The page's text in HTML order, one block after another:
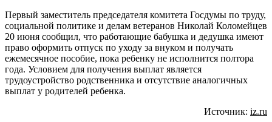
Первый заместитель председателя комитета Госдумы по труду,
социальной политике и делам ветеранов Николай Коломейцев
20 июня сообщил, что работающие бабушка и дедушка имеют
право оформить отпуск по уходу за внуком и получать
ежемесячное пособие, пока ребенку не исполнится полтора
года. Условием для получения выплат является
трудоустройство родственника и отсутствие аналогичных
выплат у родителей ребенка.
Источник: iz.ru